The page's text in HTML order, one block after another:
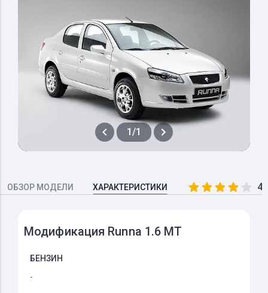
1/1
ОБЗОР МОДЕЛИ ХАРАКТЕРИСТИКИ
Модификация Runna 1.6 MT
БЕНЗИН
-